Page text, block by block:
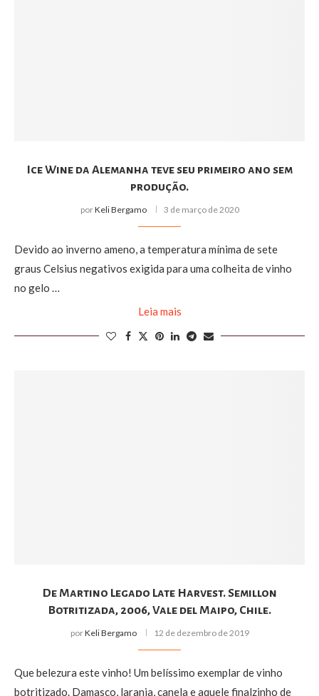
Ice Wine da Alemanha teve seu primeiro ano sem
produção.
porKeli Bergamo 3 de março de 2020
Devido ao inverno ameno, a temperatura mínima de sete
graus Celsius negativos exigida para uma colheita de vinho
no gelo …
Leia mais
De Martino Legado Late Harvest. Semillon
Botritizada, 2006, Vale del Maipo, Chile.
porKeli Bergamo 12 de dezembro de 2019
Que belezura este vinho! Um belíssimo exemplar de vinho
botritizado. Damasco, laranja, canela e aquele finalzinho de